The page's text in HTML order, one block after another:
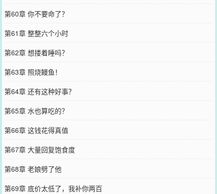
第60章 你不要命了？
第61章 整整六个小时
第62章 想搂着睡吗？
第63章 照烧鳗鱼！
第64章 还有这种好事？
第65章 水也算吃的？
第66章 这钱花得真值
第67章 大量回复饱食度
第68章 老娘劈了他
第69章 底价太低了，我补你两百